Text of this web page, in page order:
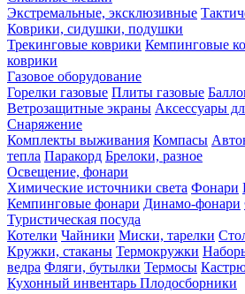
Экстремальные, эксклюзивные
Коврики, сидушки, подушки
Трекинговые коврики Кемпинговые
коврики
Газовое оборудование
Горелки газовые Плиты газовые
Ветрозащитные экраны Аксессуары
Снаряжение
Комплекты выживания Компасы
тепла Паракорд Брелоки, разное
Освещение, фонари
Химические источники света Фонари
Кемпинговые фонари Динамо-фонари
Туристическая посуда
Котелки Чайники Миски, тарелки
Кружки, стаканы Термокружки
ведра Фляги, бутылки Термосы
Кухонный инвентарь Плодосборники